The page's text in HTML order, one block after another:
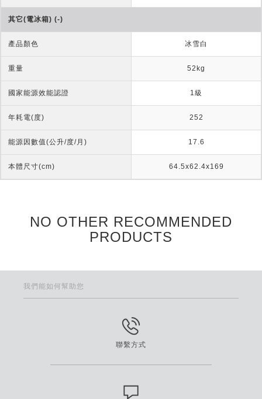
其它(電冰箱) (-)
產品顏色 冰雪白
重量 52kg
國家能源效能認證 1級
年耗電(度) 252
能源因數值(公升/度/月) 17.6
本體尺寸(cm) 64.5x62.4x169
NO OTHER RECOMMENDED
PRODUCTS
我們能如何幫助您
聯繫方式